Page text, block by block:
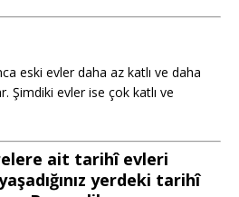
eski evler daha az katlı ve daha
Şimdiki evler ise çok katlı ve
ait tarihî evleri
yerdeki tarihî